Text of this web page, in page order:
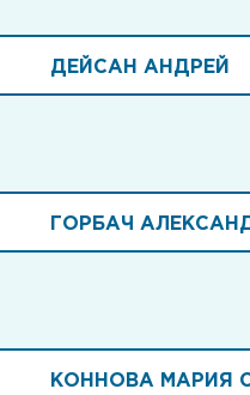
ДЕЙСАН АНДРЕЙ
ГОРБАЧ
КОННОВА МАРИЯ